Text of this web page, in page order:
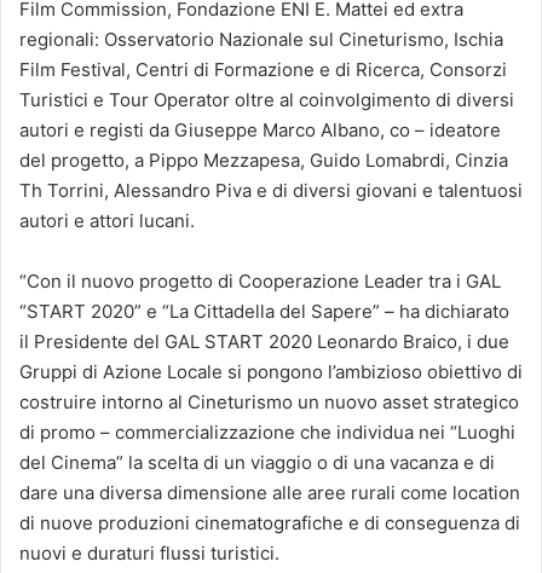
Film Commission, Fondazione ENI E. Mattei ed extra
regionali: Osservatorio Nazionale sul Cineturismo, Ischia
Film Festival, Centri di Formazione e di Ricerca, Consorzi
Turistici e Tour Operator oltre al coinvolgimento di diversi
autori e registi da Giuseppe Marco Albano, co – ideatore
del progetto, a Pippo Mezzapesa, Guido Lomabrdi, Cinzia
Th Torrini, Alessandro Piva e di diversi giovani e talentuosi
autori e attori lucani.
“Con il nuovo progetto di Cooperazione Leader tra i GAL
“START 2020” e “La Cittadella del Sapere” – ha dichiarato
il Presidente del GAL START 2020 Leonardo Braico, i due
Gruppi di Azione Locale si pongono l’ambizioso obiettivo di
costruire intorno al Cineturismo un nuovo asset strategico
di promo – commercializzazione che individua nei “Luoghi
del Cinema” la scelta di un viaggio o di una vacanza e di
dare una diversa dimensione alle aree rurali come location
di nuove produzioni cinematografiche e di conseguenza di
nuovi e duraturi flussi turistici.